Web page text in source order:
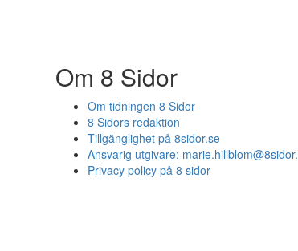
Om 8 Sidor
Om tidningen 8 Sidor
8 Sidors redaktion
Tillgänglighet på 8sidor.se
Ansvarig utgivare:
Privacy policy på 8 sidor